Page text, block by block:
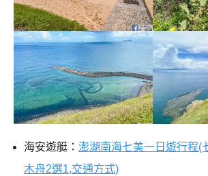
海安遊艇： 澎湖南海七美一日遊行程(
木舟2選1,交通方式)